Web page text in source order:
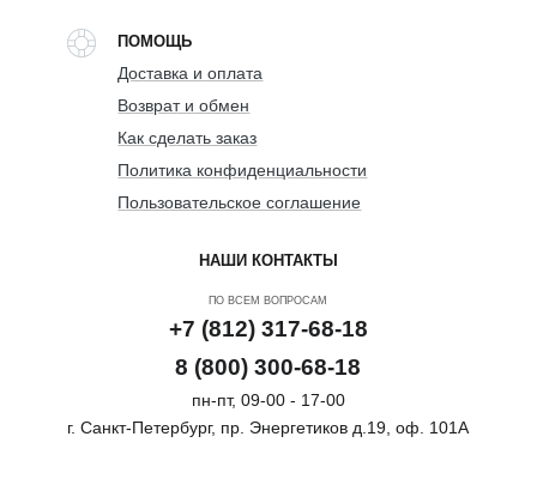
ПОМОЩЬ
Доставка и оплата
Возврат и обмен
Как сделать заказ
Политика конфиденциальности
Пользовательское соглашение
НАШИ КОНТАКТЫ
ПО ВСЕМ ВОПРОСАМ
+7 (812) 317-68-18
8 (800) 300-68-18
пн-пт, 09-00 - 17-00
г. Санкт-Петербург, пр. Энергетиков д.19, оф. 101А